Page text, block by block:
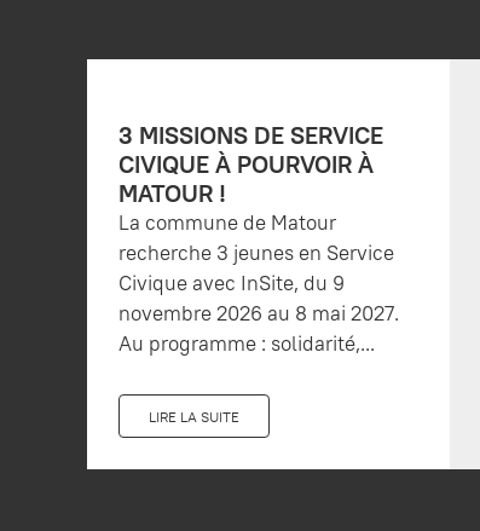
3 MISSIONS DE SERVICE
CIVIQUE À POURVOIR À
MATOUR !
La commune de Matour
recherche 3 jeunes en Service
Civique avec InSite, du 9
novembre 2026 au 8 mai 2027.
Au programme : solidarité,...
LIRE LA SUITE